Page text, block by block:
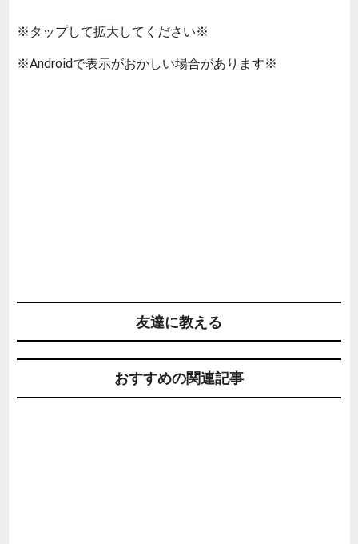
※タップして拡大してください※
※Androidで表示がおかしい場合があります※
友達に教える
おすすめの関連記事